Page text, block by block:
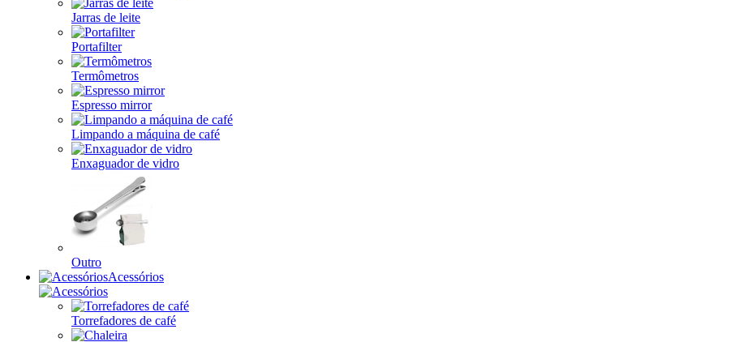
Jarras de leite
Portafilter
Termômetros
Espresso mirror
Limpando a máquina de café
Enxaguador de vidro
Outro
Acessórios
Torrefadores de café